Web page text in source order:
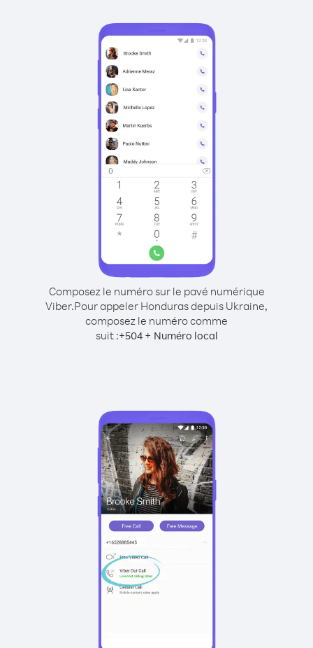
Composez le numéro sur le pavé numérique
Viber.Pour appeler Honduras depuis Ukraine,
composez le numéro comme
suit :+504+ Numéro local